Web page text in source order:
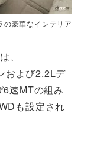
の豪華なインテリア
、
および2.2Lデ
6速MTの組み
も設定され